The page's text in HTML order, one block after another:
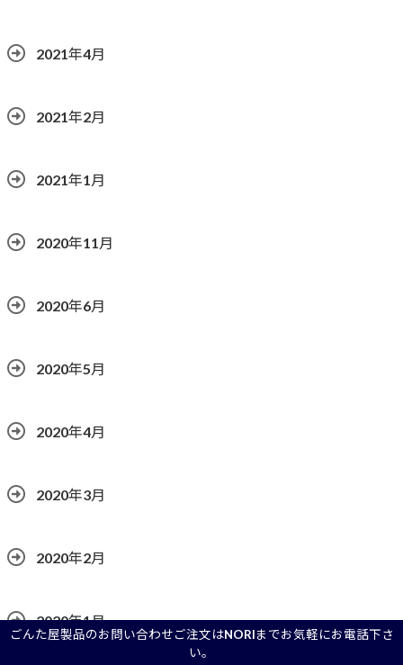
ごんた屋製品のお問い合わせご注文はNORIまでお気軽にお電話下さ
い。
2021年4月
2021年2月
2021年1月
2020年11月
2020年6月
2020年5月
2020年4月
2020年3月
2020年2月
2020年1月